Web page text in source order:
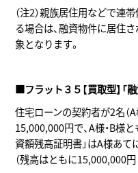
（注2）親族居住用などで連
る場合は、融資物件に居住
象となります。
■フラット３５【買取型】「
住宅ローンの契約者が2名（A
15,000,000円で、A様・B様
資額残高証明書」はA様あて
（残高はともに15,000,000